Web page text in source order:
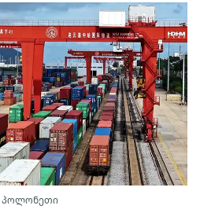
პოლონეთი